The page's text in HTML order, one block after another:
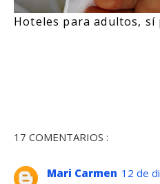
Hoteles para adultos,
17 COMENTARIOS :
Mari Carmen 12 de